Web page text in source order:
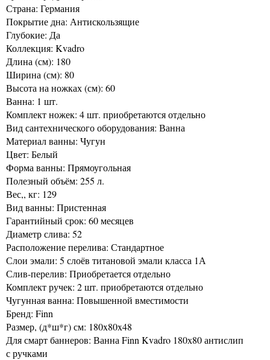
Страна: Германия
Покрытие дна: Антискользящие
Глубокие: Да
Коллекция: Kvadro
Длина (см): 180
Ширина (см): 80
Высота на ножках (см): 60
Ванна: 1 шт.
Комплект ножек: 4 шт. приобретаются отдельно
Вид сантехнического оборудования: Ванна
Материал ванны: Чугун
Цвет: Белый
Форма ванны: Прямоугольная
Полезный объём: 255 л.
Вес,, кг: 129
Вид ванны: Пристенная
Гарантийный срок: 60 месяцев
Диаметр слива: 52
Расположение перелива: Стандартное
Слои эмали: 5 слоёв титановой эмали класса 1А
Слив-перелив: Приобретается отдельно
Комплект ручек: 2 шт. приобретаются отдельно
Чугунная ванна: Повышенной вместимости
Бренд: Finn
Размер, (д*ш*г) см: 180x80x48
Для смарт баннеров: Ванна Finn Kvadro 180х80 антислип
с ручками